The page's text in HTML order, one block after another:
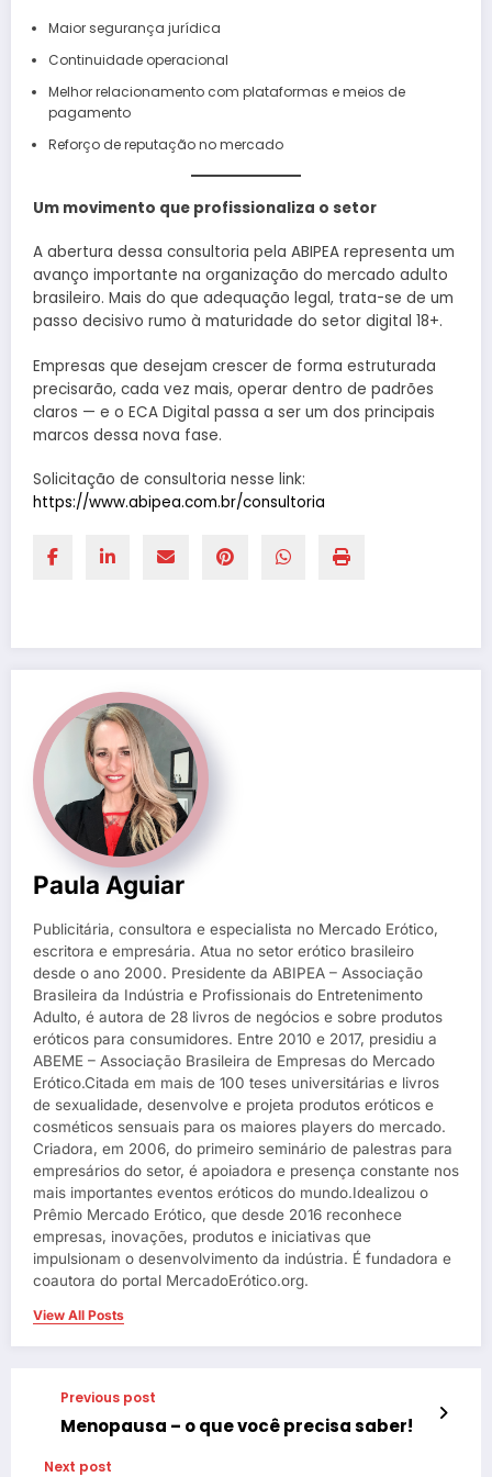
Maior segurança jurídica
Continuidade operacional
Melhor relacionamento com plataformas e meios de
pagamento
Reforço de reputação no mercado
Um movimento que profissionaliza o setor
A abertura dessa consultoria pela ABIPEA representa um
avanço importante na organização do mercado adulto
brasileiro. Mais do que adequação legal, trata-se de um
passo decisivo rumo à maturidade do setor digital 18+.
Empresas que desejam crescer de forma estruturada
precisarão, cada vez mais, operar dentro de padrões
claros — e o ECA Digital passa a ser um dos principais
marcos dessa nova fase.
Solicitação de consultoria nesse link:
https://www.abipea.com.br/consultoria
Paula Aguiar
Publicitária, consultora e especialista no Mercado Erótico,
escritora e empresária. Atua no setor erótico brasileiro
desde o ano 2000. Presidente da ABIPEA – Associação
Brasileira da Indústria e Profissionais do Entretenimento
Adulto, é autora de 28 livros de negócios e sobre produtos
eróticos para consumidores. Entre 2010 e 2017, presidiu a
ABEME – Associação Brasileira de Empresas do Mercado
Erótico.Citada em mais de 100 teses universitárias e livros
de sexualidade, desenvolve e projeta produtos eróticos e
cosméticos sensuais para os maiores players do mercado.
Criadora, em 2006, do primeiro seminário de palestras para
empresários do setor, é apoiadora e presença constante nos
mais importantes eventos eróticos do mundo.Idealizou o
Prêmio Mercado Erótico, que desde 2016 reconhece
empresas, inovações, produtos e iniciativas que
impulsionam o desenvolvimento da indústria. É fundadora e
coautora do portal MercadoErótico.org.
View All Posts
Previous post
Menopausa – o que você precisa saber!
Next post